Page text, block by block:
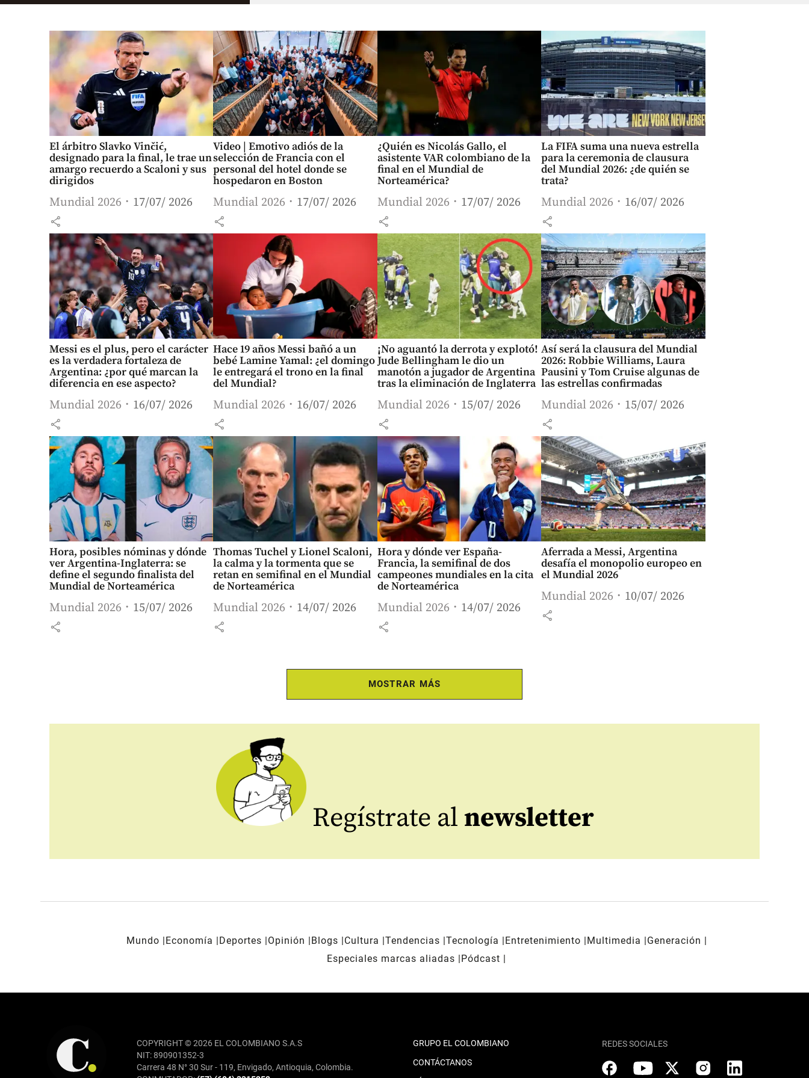
El árbitro Slavko Vinčić,
designado para la final, le trae un
amargo recuerdo a Scaloni y sus
dirigidos
Mundial 2026 17/07/ 2026
share
Video | Emotivo adiós de la
selección de Francia con el
personal del hotel donde se
hospedaron en Boston
Mundial 2026 17/07/ 2026
share
¿Quién es Nicolás Gallo, el
asistente VAR colombiano de la
final en el Mundial de
Norteamérica?
Mundial 2026 17/07/ 2026
share
La FIFA suma una nueva estrella
para la ceremonia de clausura
del Mundial 2026: ¿de quién se
trata?
Mundial 2026 16/07/ 2026
share
Messi es el plus, pero el carácter
es la verdadera fortaleza de
Argentina: ¿por qué marcan la
diferencia en ese aspecto?
Mundial 2026 16/07/ 2026
share
Hace 19 años Messi bañó a un
bebé Lamine Yamal: ¿el domingo
le entregará el trono en la final
del Mundial?
Mundial 2026 16/07/ 2026
share
¡No aguantó la derrota y explotó!
Jude Bellingham le dio un
manotón a jugador de Argentina
tras la eliminación de Inglaterra
Mundial 2026 15/07/ 2026
share
Así será la clausura del Mundial
2026: Robbie Williams, Laura
Pausini y Tom Cruise algunas de
las estrellas confirmadas
Mundial 2026 15/07/ 2026
share
Hora, posibles nóminas y dónde
ver Argentina-Inglaterra: se
define el segundo finalista del
Mundial de Norteamérica
Mundial 2026 15/07/ 2026
share
Thomas Tuchel y Lionel Scaloni,
la calma y la tormenta que se
retan en semifinal en el Mundial
de Norteamérica
Mundial 2026 14/07/ 2026
share
Hora y dónde ver España-
Francia, la semifinal de dos
campeones mundiales en la cita
de Norteamérica
Mundial 2026 14/07/ 2026
share
Aferrada a Messi, Argentina
desafía el monopolio europeo en
el Mundial 2026
Mundial 2026 10/07/ 2026
share
MOSTRAR MÁS
Regístrate al newsletter
Mundo Economía Deportes Opinión Blogs Cultura Tendencias Tecnología Entretenimiento Multimedia
Generación
Especiales marcas aliadas
Pódcast
COPYRIGHT © 2026 EL COLOMBIANO S.A.S
NIT: 890901352-3
Carrera 48 N° 30 Sur - 119, Envigado, Antioquia, Colombia.
GRUPO EL COLOMBIANO
CONTÁCTANOS
REDES SOCIALES